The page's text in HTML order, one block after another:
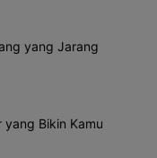
yang Jarang
yang Bikin Kamu